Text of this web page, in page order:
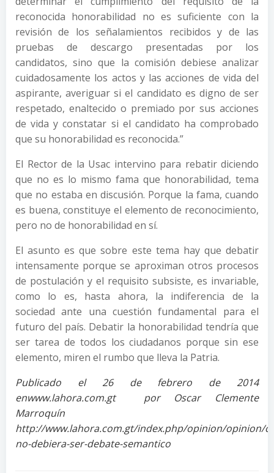
reconocida honorabilidad no es suficiente con la
revisión de los señalamientos recibidos y de las
pruebas de descargo presentadas por los
candidatos, sino que la comisión debiese analizar
cuidadosamente los actos y las acciones de vida del
aspirante, averiguar si el candidato es digno de ser
respetado, enaltecido o premiado por sus acciones
de vida y constatar si el candidato ha comprobado
que su honorabilidad es reconocida.”
El Rector de la Usac intervino para rebatir diciendo
que no es lo mismo fama que honorabilidad, tema
que no estaba en discusión. Porque la fama, cuando
es buena, constituye el elemento de reconocimiento,
pero no de honorabilidad en sí.
El asunto es que sobre este tema hay que debatir
intensamente porque se aproximan otros procesos
de postulación y el requisito subsiste, es invariable,
como lo es, hasta ahora, la indiferencia de la
sociedad ante una cuestión fundamental para el
futuro del país. Debatir la honorabilidad tendría que
ser tarea de todos los ciudadanos porque sin ese
elemento, miren el rumbo que lleva la Patria.
Publicado el 26 de febrero de 2014
enwww.lahora.com.gt por Oscar Clemente
Marroquín
http://www.lahora.com.gt/index.php/opinion/opinion/
no-debiera-ser-debate-semantico